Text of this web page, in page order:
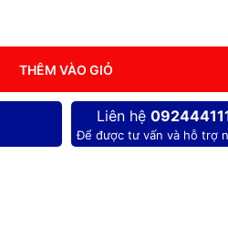
THÊM VÀO GIỎ
Liên hệ
Để được tư vấn và hỗ trợ